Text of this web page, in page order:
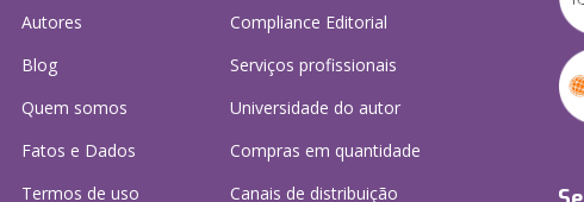
Autores
Blog
Quem somos
Fatos e Dados
Termos de uso
Compliance Editorial
Serviços profissionais
Universidade do autor
Compras em quantidade
Canais de distribuição